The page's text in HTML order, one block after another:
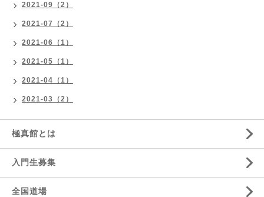
2021-09（2）
2021-07（2）
2021-06（1）
2021-05（1）
2021-04（1）
2021-03（2）
極真館とは
入門生募集
全国道場